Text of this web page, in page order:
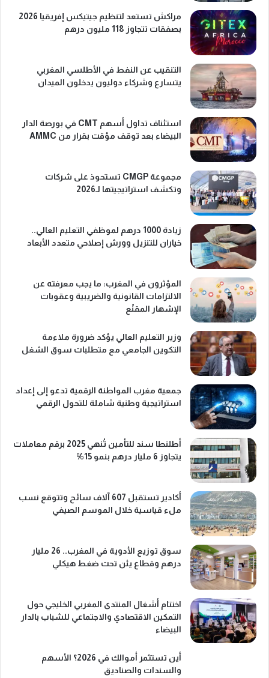
مراكش تستعد لتنظيم جيتيكس إفريقيا 2026
بصفقات تتجاوز 118 مليون درهم
التنقيب عن النفط في الأطلسي المغربي
يتسارع وشركاء دوليون يدخلون الميدان
استئناف تداول أسهم CMT في بورصة الدار
البيضاء بعد توقف مؤقت بقرار من AMMC
مجموعة CMGP تستحوذ على شركات
وتكشف استراتيجيتها لـ2026
زيادة 1000 درهم لموظفي التعليم العالي..
خياران للتنزيل وورش إصلاحي متعدد الأبعاد
المؤثرون في المغرب: ما يجب معرفته عن
الالتزامات القانونية والضريبية وعقوبات
الإشهار المقنّع
وزير التعليم العالي يؤكد ضرورة ملاءمة
التكوين الجامعي مع متطلبات سوق الشغل
جمعية مغرب المواطنة الرقمية تدعو إلى إعداد
استراتيجية وطنية شاملة للتحول الرقمي
أطلنطا سند للتأمين تُنهي 2025 برقم معاملات
يتجاوز 6 مليار درهم بنمو 15%
أكادير تستقبل 607 آلاف سائح وتتوقع نسب
ملء قياسية خلال الموسم الصيفي
سوق توزيع الأدوية في المغرب.. 26 مليار
درهم وقطاع يئن تحت ضغط هيكلي
اختتام أشغال المنتدى المغربي الخليجي حول
التمكين الاقتصادي والاجتماعي للشباب بالدار
البيضاء
أين تستثمر أموالك في 2026؟ الأسهم
والسندات والصناديق